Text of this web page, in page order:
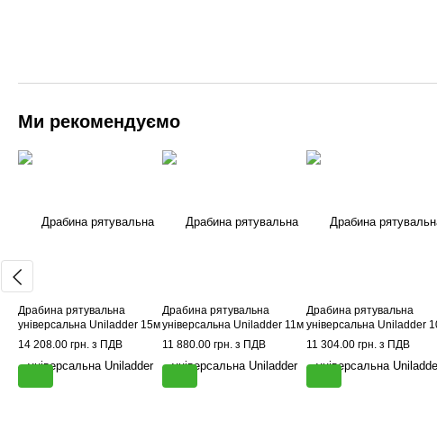
Ми рекомендуємо
Драбина рятувальна
універсальна Uniladder 15м
14 208.00 грн. з ПДВ
Драбина рятувальна
універсальна Uniladder 11м
11 880.00 грн. з ПДВ
Драбина рятувальна
універсальна Uniladder
11 304.00 грн. з ПДВ